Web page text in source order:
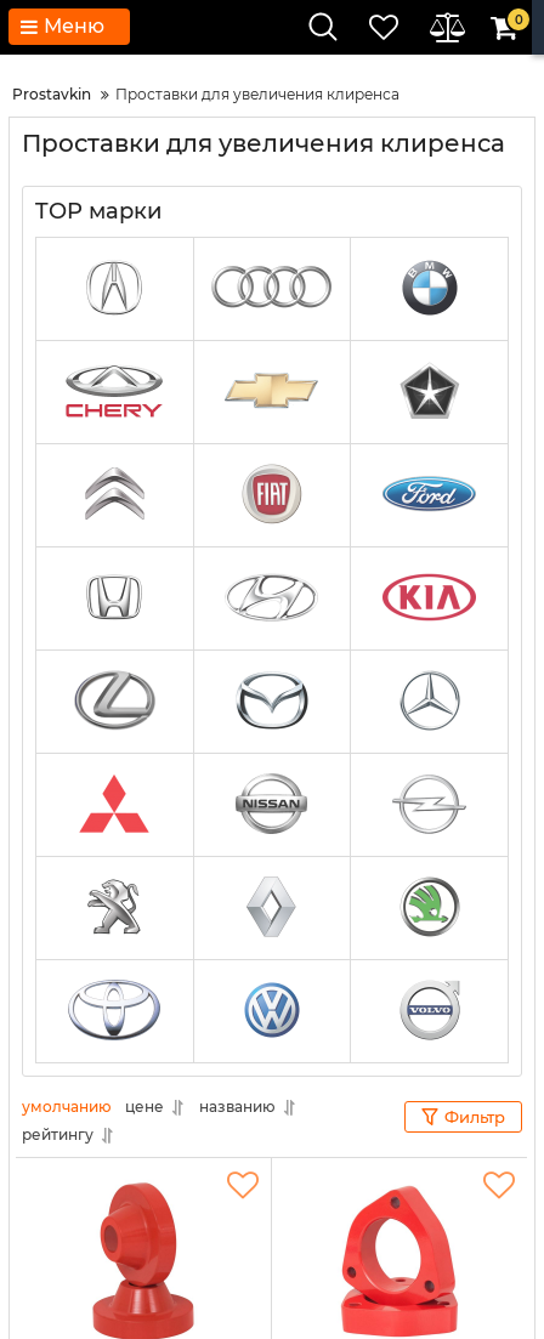
Меню 0
Prostavkin Проставки для увеличения клиренса
Проставки для увеличения клиренса
TOP марки
умолчанию цене
названию
рейтингу
Фильтр